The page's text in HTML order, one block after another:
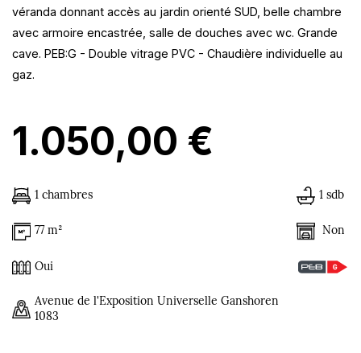
véranda donnant accès au jardin orienté SUD, belle chambre
avec armoire encastrée, salle de douches avec wc. Grande
cave. PEB:G - Double vitrage PVC - Chaudière individuelle au
gaz.
1.050,00 €
1 chambres 1 sdb
77 m² Non
Oui
Avenue de l'Exposition Universelle Ganshoren
1083